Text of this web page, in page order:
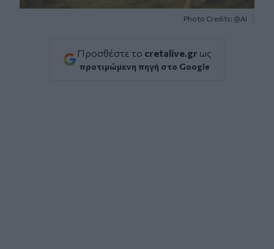
Photo Credits: @ΑΙ
Προσθέστε το cretalive.gr ως
προτιμώμενη πηγή στο Google